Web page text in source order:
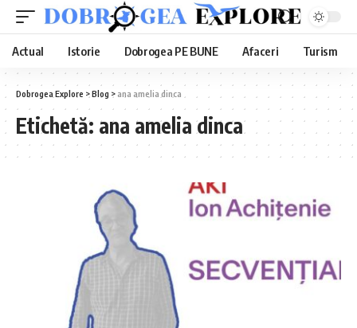
Actual Istorie Dobrogea PE BUNE Afaceri Turism
Dobrogea Explore >Blog > ana amelia dinca
Etichetă: ana amelia dinca